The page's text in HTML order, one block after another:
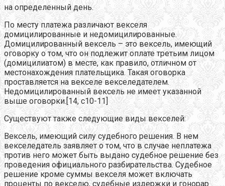
на определенный день.
По месту платежа различают векселя
домицилированные и недомицилированные.
Домицилированный вексель – это вексель, имеющий
оговорку о том, что он подлежит оплате третьим лицом
(домицилиатом) в месте, как правило, отличном от
местонахождения плательщика. Такая оговорка
проставляется на векселе векселедателем.
Недомицилированный вексель не имеет указанной
выше оговорки.[14, с10-11]
Существуют также следующие виды векселей:
Вексель, имеющий силу судебного решения. В нем
векселедатель заявляет о том, что в случае неплатежа
против него может быть выдано судебное решение без
проведения официального разбирательства. Судебное
решение кроме суммы векселя может включать
проценты по векселю, судебные издержки и гонорар